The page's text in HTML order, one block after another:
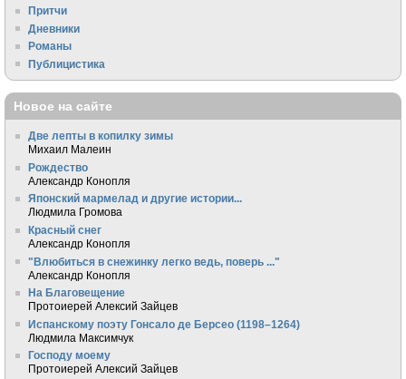
Притчи
Дневники
Романы
Публицистика
Новое на сайте
Две лепты в копилку зимы
Михаил Малеин
Рождество
Александр Конопля
Японский мармелад и другие истории...
Людмила Громова
Красный снег
Александр Конопля
"Влюбиться в снежинку легко ведь, поверь ..."
Александр Конопля
На Благовещение
Протоиерей Алексий Зайцев
Испанскому поэту Гонсало де Берсео (1198–1264)
Людмила Максимчук
Господу моему
Протоиерей Алексий Зайцев